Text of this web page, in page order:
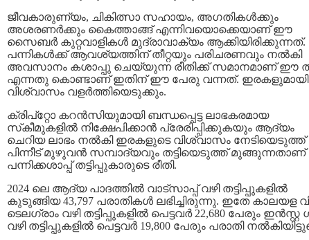
ജീവകാരുണ്യം, ചികിത്സാ സഹായം, അഗതികൾക്കും
അശരണർക്കും കൈത്താങ്ങ് എന്നിവയൊക്കെയാണ് ഈ
സൈബർ കുറ്റവാളികൾ മുദ്രാവാക്യം ആക്കിയിരിക്കുന്നത്.
പന്നികള്‍ക്ക് ആവശ്യത്തിന് തീറ്റയും പരിചരണവും നല്‍കി
അവസാനം കശാപ്പു ചെയ്യുന്ന രീതിക്ക് സമാനമാണ് ഈ
എന്നതു കൊണ്ടാണ് ഇതിന് ഈ പേരു വന്നത്. ഇരകളുമായി
വിശ്വാസം വളര്‍ത്തിയെടുക്കും.
ക്രിപ്‌റ്റോ കറന്‍സിയുമായി ബന്ധപ്പെട്ട ലാഭകരമായ
സ്‌കീമുകളില്‍ നിക്ഷേപിക്കാന്‍ പ്രേരിപ്പിക്കുകയും ആദ്യം
ചെറിയ ലാഭം നല്‍കി ഇരകളുടെ വിശ്വാസം നേടിയെടുത്ത്
പിന്നീട് മുഴുവന്‍ സമ്പാദ്യവും തട്ടിയെടുത്ത് മുങ്ങുന്നതാണ്
പന്നിക്കശാപ്പ് തട്ടിപ്പുകാരുടെ രീതി.
2024 ലെ ആദ്യ പാദത്തിൽ വാട്‌സാപ്പ് വഴി തട്ടിപ്പുകളിൽ
കുടുങ്ങിയ 43,797 പരാതികൾ ലഭിച്ചിരുന്നു. ഇതേ കാലയള
ടെലഗ്രാം വഴി തട്ടിപ്പുകളിൽ പെട്ടവർ 22,680 പേരും ഇന്‍സ്റ്റ
വഴി തട്ടിപ്പുകളിൽ പെട്ടവർ 19,800 പേരും പരാതി